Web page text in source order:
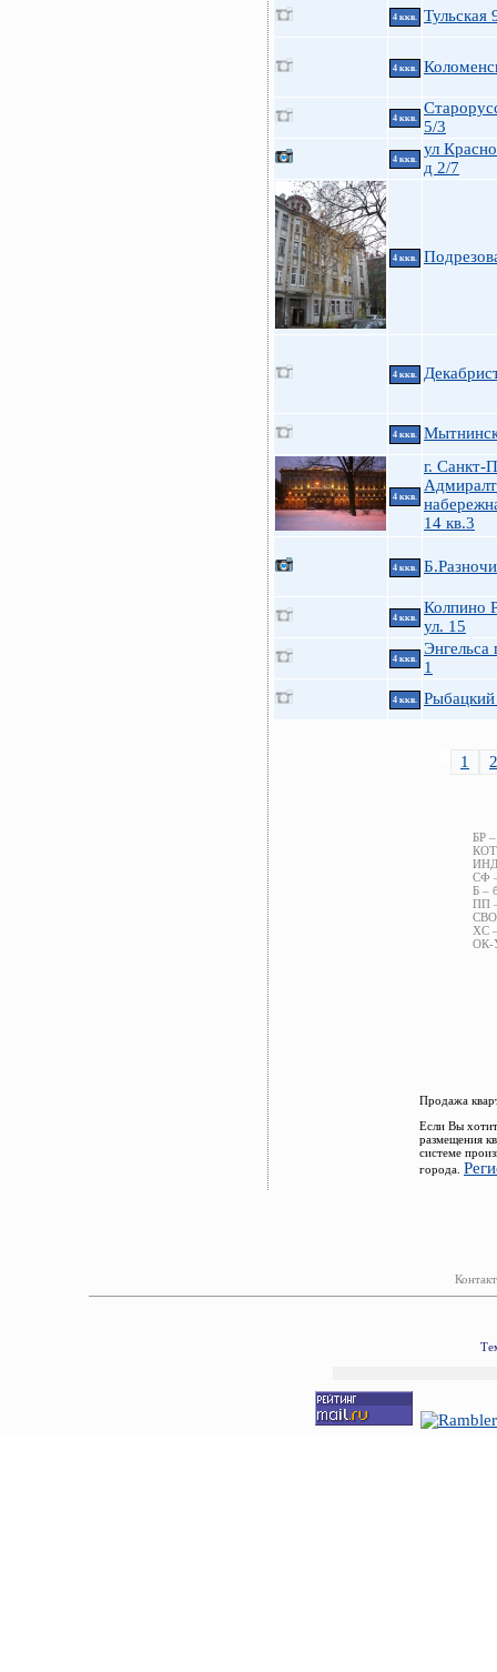
4 ккв. Тульская
4 ккв.
4 ккв.
5/3
4 ккв.
ул
д 2/7
4 ккв.
4 ккв.
4 ккв.
4 ккв.
г. Санкт-
14 кв.3
4 ккв.
4 ккв.
Колпино
ул. 15
4 ккв.
Энгельса
1
4 ккв.
1 2
БР
КОТ
ИНД
СФ
Б –
ПП
ХС
ОК-
Продажа
Если Вы
размещения
системе
города.